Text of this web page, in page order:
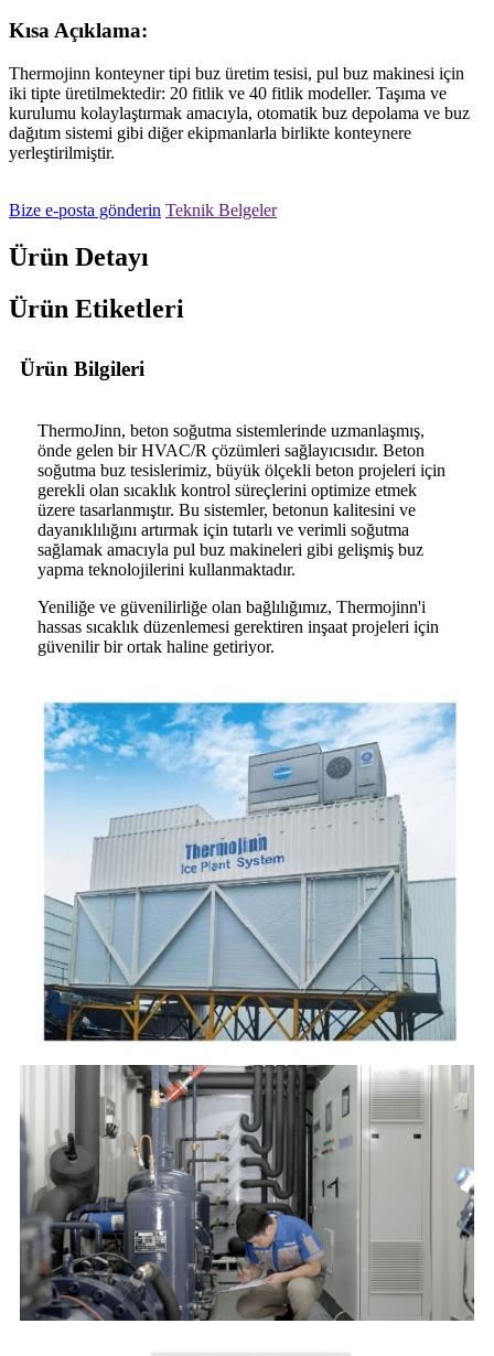
Kısa Açıklama:
Thermojinn konteyner tipi buz üretim tesisi, pul buz makinesi için
iki tipte üretilmektedir: 20 fitlik ve 40 fitlik modeller. Taşıma ve
kurulumu kolaylaştırmak amacıyla, otomatik buz depolama ve buz
dağıtım sistemi gibi diğer ekipmanlarla birlikte konteynere
yerleştirilmiştir.
Bize e-posta gönderin Teknik Belgeler
Ürün Detayı
Ürün Etiketleri
Ürün Bilgileri
ThermoJinn, beton soğutma sistemlerinde uzmanlaşmış,
önde gelen bir HVAC/R çözümleri sağlayıcısıdır. Beton
soğutma buz tesislerimiz, büyük ölçekli beton projeleri için
gerekli olan sıcaklık kontrol süreçlerini optimize etmek
üzere tasarlanmıştır. Bu sistemler, betonun kalitesini ve
dayanıklılığını artırmak için tutarlı ve verimli soğutma
sağlamak amacıyla pul buz makineleri gibi gelişmiş buz
yapma teknolojilerini kullanmaktadır.
Yeniliğe ve güvenilirliğe olan bağlılığımız, Thermojinn'i
hassas sıcaklık düzenlemesi gerektiren inşaat projeleri için
güvenilir bir ortak haline getiriyor.